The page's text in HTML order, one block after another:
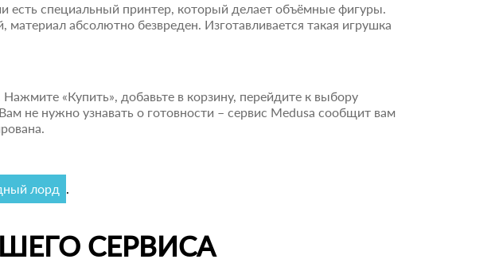
есть специальный принтер, который делает объёмные фигуры.
абсолютно безвреден. Изготавливается такая игрушка
«Купить», добавьте в корзину, перейдите к выбору
не нужно узнавать о готовности – сервис Medusa сообщит вам
лорд .
СЕРВИСА